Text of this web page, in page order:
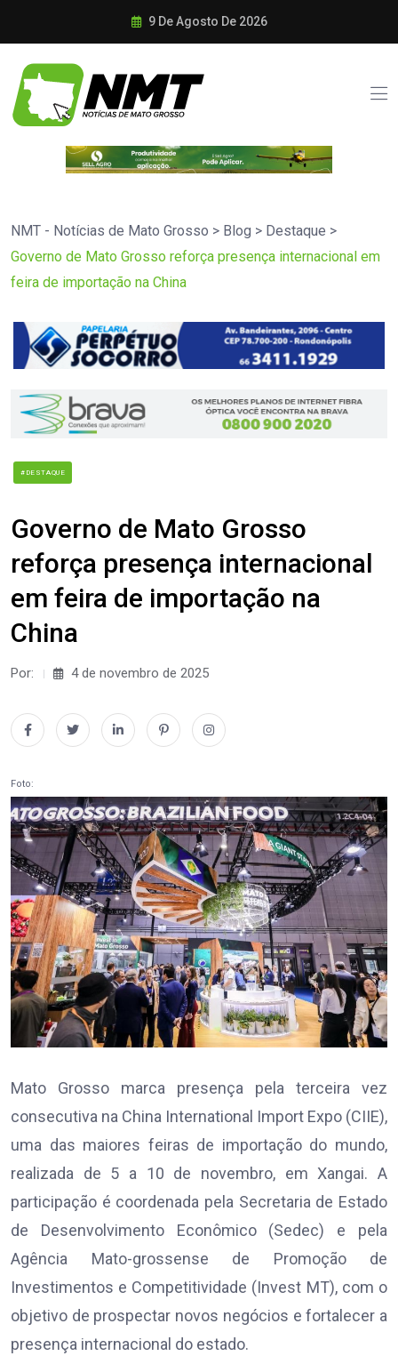
9 De Agosto De 2026
NMT - Notícias de Mato Grosso > Blog > Destaque >
Governo de Mato Grosso reforça presença internacional em
feira de importação na China
#DESTAQUE
Governo de Mato Grosso
reforça presença internacional
em feira de importação na
China
Por: 4 de novembro de 2025
Foto:
Mato Grosso marca presença pela terceira vez
consecutiva na China International Import Expo (CIIE),
uma das maiores feiras de importação do mundo,
realizada de 5 a 10 de novembro, em Xangai. A
participação é coordenada pela Secretaria de Estado
de Desenvolvimento Econômico (Sedec) e pela
Agência Mato-grossense de Promoção de
Investimentos e Competitividade (Invest MT), com o
objetivo de prospectar novos negócios e fortalecer a
presença internacional do estado.